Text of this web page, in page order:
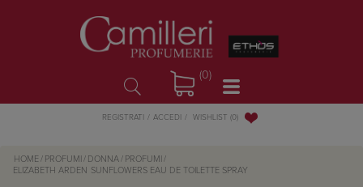
(0)
REGISTRATI ACCEDI WISHLIST (0)
HOME / PROFUMI / DONNA / PROFUMI /
ELIZABETH ARDEN
SUNFLOWERS EAU DE TOILETTE SPRAY